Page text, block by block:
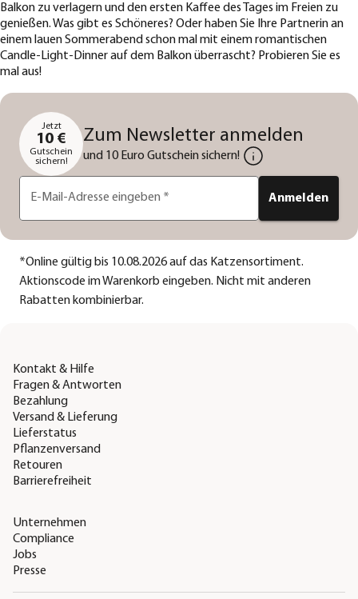
Balkon zu verlagern und den ersten Kaffee des Tages im Freien zu
genießen. Was gibt es Schöneres? Oder haben Sie Ihre Partnerin an
einem lauen Sommerabend schon mal mit einem romantischen
Candle-Light-Dinner auf dem Balkon überrascht? Probieren Sie es
mal aus!
Jetzt
10 €
Gutschein
sichern!
Zum Newsletter anmelden
und 10 Euro Gutschein sichern!
E-Mail-Adresse eingeben * Anmelden
*Online gültig bis 10.08.2026 auf das Katzensortiment.
Aktionscode im Warenkorb eingeben. Nicht mit anderen
Rabatten kombinierbar.
Kontakt & Hilfe
Fragen & Antworten
Bezahlung
Versand & Lieferung
Lieferstatus
Pflanzenversand
Retouren
Barrierefreiheit
Unternehmen
Compliance
Jobs
Presse